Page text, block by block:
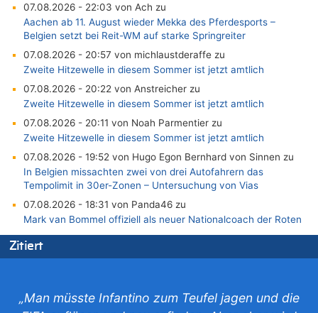
07.08.2026 - 22:03 von Ach zu
Aachen ab 11. August wieder Mekka des Pferdesports –
Belgien setzt bei Reit-WM auf starke Springreiter
07.08.2026 - 20:57 von michlaustderaffe zu
Zweite Hitzewelle in diesem Sommer ist jetzt amtlich
07.08.2026 - 20:22 von Anstreicher zu
Zweite Hitzewelle in diesem Sommer ist jetzt amtlich
07.08.2026 - 20:11 von Noah Parmentier zu
Zweite Hitzewelle in diesem Sommer ist jetzt amtlich
07.08.2026 - 19:52 von Hugo Egon Bernhard von Sinnen zu
In Belgien missachten zwei von drei Autofahrern das
Tempolimit in 30er-Zonen – Untersuchung von Vias
07.08.2026 - 18:31 von Panda46 zu
Mark van Bommel offiziell als neuer Nationalcoach der Roten
Teufel vorgestellt: „Ist mir eine große Ehre“
07.08.2026 - 17:56 von Mungo zu
AS Eupen: „Keiner weiß, wohin die Reise geht…“
Zitiert
„Man müsste Infantino zum Teufel jagen und die